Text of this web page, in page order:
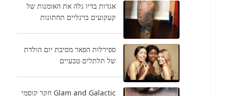
אגדות בדיו גלה את האומנות של
קעקועים ברגליים תחתונות
ספירלות הפאר מסיבת יום הולדת
של תלתלים טבעיים
Glam and Galactic חקר קוסמי